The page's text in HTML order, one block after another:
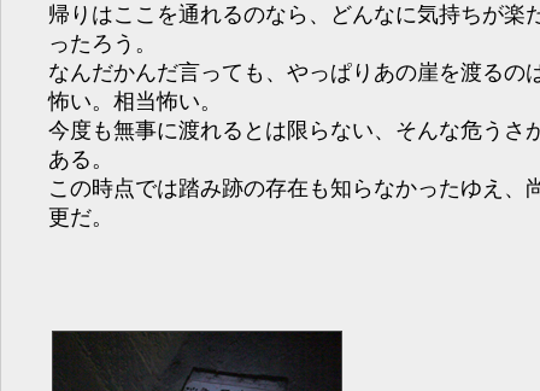
帰りはここを通れるのなら、どんなに気持ちが楽
ったろう。
なんだかんだ言っても、やっぱりあの崖を渡るの
怖い。相当怖い。
今度も無事に渡れるとは限らない、そんな危うさ
ある。
この時点では踏み跡の存在も知らなかったゆえ、
更だ。